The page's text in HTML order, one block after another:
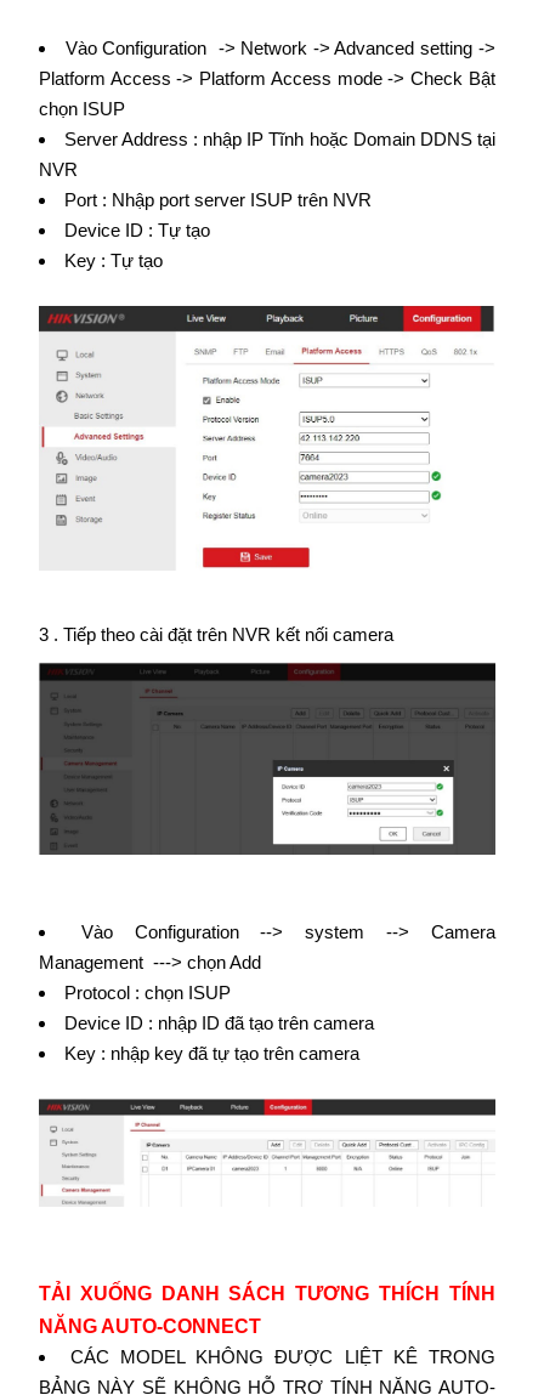
Vào Configuration -> Network -> Advanced setting ->
Platform Access -> Platform Access mode -> Check Bật
chọn ISUP
Server Address : nhập IP Tĩnh hoặc Domain DDNS tại
NVR
Port : Nhập port server ISUP trên NVR
Device ID : Tự tạo
Key : Tự tạo
3 . Tiếp theo cài đặt trên NVR kết nối camera
Vào Configuration --> system --> Camera
Management ---> chọn Add
Protocol : chọn ISUP
Device ID : nhập ID đã tạo trên camera
Key : nhập key đã tự tạo trên camera
TẢI XUỐNG DANH SÁCH TƯƠNG THÍCH TÍNH
NĂNG AUTO-CONNECT
CÁC MODEL KHÔNG ĐƯỢC LIỆT KÊ TRONG
BẢNG NÀY SẼ KHÔNG HỖ TRỢ TÍNH NĂNG AUTO-